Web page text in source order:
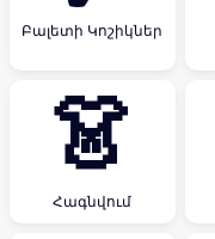
Բալետի Կոշիկներ
👗
Հագնվում